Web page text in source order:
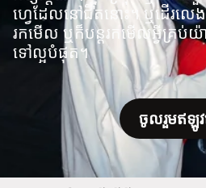
ហ្វេដែលនៅជិតនោះ។ ឬដើរលេ
រកមើល ឬក៏បន្តរកមើលអ្វីគ្រប់យ៉
ទៅល្អបំផុត។
ចូលរួមឥឡូវ